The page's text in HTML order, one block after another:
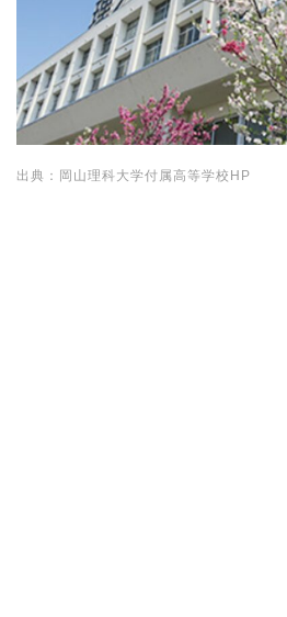
出典：岡山理科大学付属高等学校HP